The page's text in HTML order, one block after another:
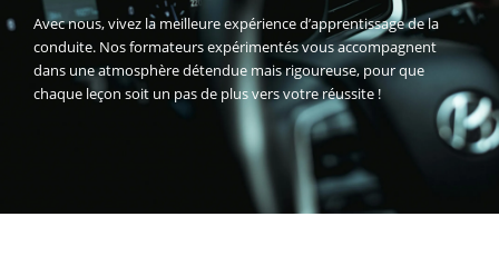
Avec nous, vivez la meilleure expérience d’apprentissage de la
conduite. Nos formateurs expérimentés vous accompagnent
dans une atmosphère détendue mais rigoureuse, pour que
chaque leçon soit un pas de plus vers votre réussite !